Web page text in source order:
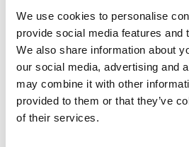
We use cookies to personalise
provide social media features and
We also share information about
our social media, advertising and
may combine it with other
provided to them or that they’ve
of their services.